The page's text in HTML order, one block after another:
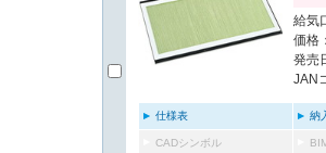
給気
価格
発売
JAN
仕様表 納
CADシンボル